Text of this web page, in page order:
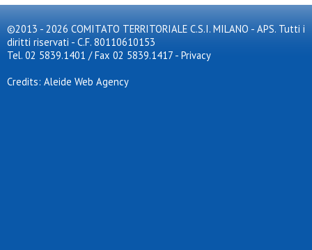
©2013 - 2026 COMITATO TERRITORIALE C.S.I. MILANO - APS. Tutti i
diritti riservati - C.F. 80110610153
Tel. 02 5839.1401 / Fax 02 5839.1417 - Privacy
Credits: Aleide Web Agency